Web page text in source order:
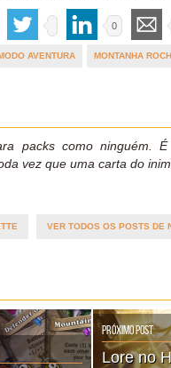
0
AVENTURA MONTANHA
packs como ninguém.
vez que uma carta do
VER TODOS OS POSTS DE
Próximo Post
Lore no